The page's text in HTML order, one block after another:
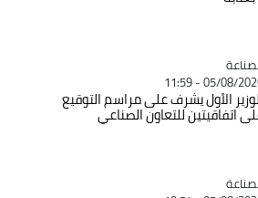
05/08/2026 -
الأول يشرف على مراسم التوقيع
اتفاقيتين للتعاون الصناعي